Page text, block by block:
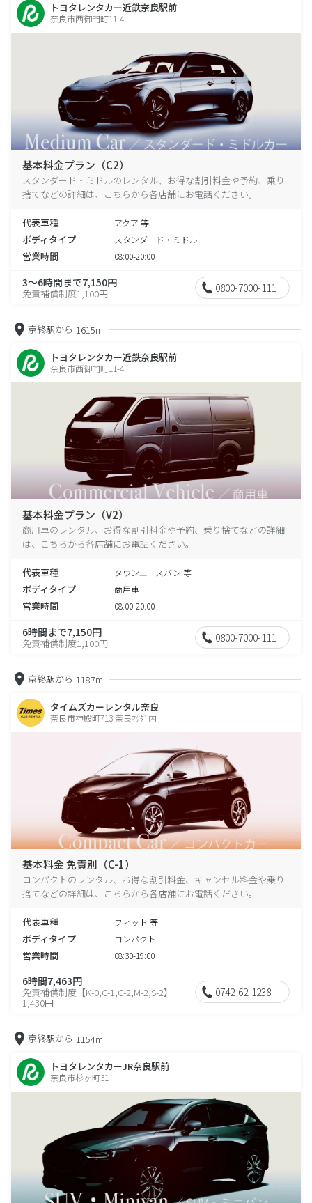
トヨタレンタカー近鉄奈良駅前
奈良市西御門町11-4
基本料金プラン（C2）
スタンダード・ミドルのレンタル、お得な割引料金や予約、乗り
捨てなどの詳細は、こちらから各店舗にお電話ください。
代表車種 アクア 等
ボディタイプ スタンダード・ミドル
営業時間 08:00-20:00
3～6時間まで7,150円
免責補償制度1,100円 0800-7000-111
京終駅から 1615m
トヨタレンタカー近鉄奈良駅前
奈良市西御門町11-4
基本料金プラン（V2）
商用車のレンタル、お得な割引料金や予約、乗り捨てなどの詳細
は、こちらから各店舗にお電話ください。
代表車種 タウンエースバン 等
ボディタイプ 商用車
営業時間 08:00-20:00
6時間まで7,150円
免責補償制度1,100円 0800-7000-111
京終駅から 1187m
タイムズカーレンタル奈良
奈良市神殿町713 奈良ﾏﾂﾀﾞ内
基本料金 免責別（C-1）
コンパクトのレンタル、お得な割引料金、キャンセル料金や乗り
捨てなどの詳細は、こちらから各店舗にお電話ください。
代表車種 フィット 等
ボディタイプ コンパクト
営業時間 08:30-19:00
6時間7,463円
免責補償制度【K-0,C-1,C-2,M-2,S-2】
1,430円
0742-62-1238
京終駅から 1154m
トヨタレンタカーJR奈良駅前
奈良市杉ヶ町31